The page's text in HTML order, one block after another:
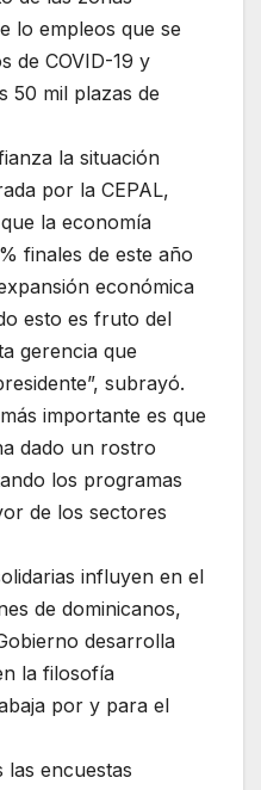
lo empleos que se
de COVID-19 y
50 mil plazas de
la situación
por la CEPAL,
la economía
finales de este año
económica
esto es fruto del
gerencia que
subrayó.
importante es que
dado un rostro
los programas
de los sectores
influyen en el
de dominicanos,
desarrolla
la filosofía
por y para el
las encuestas